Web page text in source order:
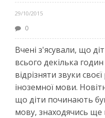
29/10/2015
0
Вчені з'ясували, що
всього декілька
відрізняти звуки
іноземної мови.
що діти починають
мову, знаходячись ще